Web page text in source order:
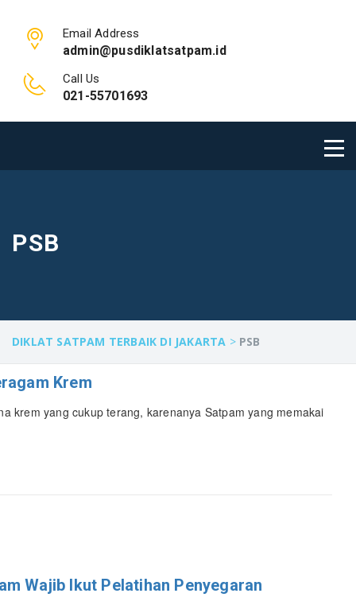
Email Address
admin@pusdiklatsatpam.id
Call Us
021-55701693
PSB
DIKLAT SATPAM TERBAIK DI JAKARTA > PSB
Krem
krem yang cukup terang, karenanya Satpam yang memakai
Wajib Ikut Pelatihan Penyegaran